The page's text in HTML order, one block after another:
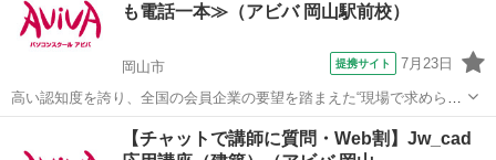
も電話一本≫（アビバ 岡山駅前校）
岡山市 提携サイト 7月23日
高い認知度を誇り、全国の会員企業の要望を踏まえた“現場で求められ
ているスキル”、つまり実務を強く想定したスキルが身につく「日商PC
検定 文書作成2級」の取得に向けた学習を行います。
【チャットで講師に質問・Web割】Jw_cad